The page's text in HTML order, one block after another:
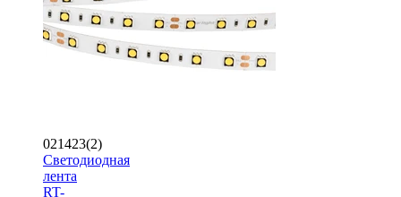
021423(2)
Светодиодная
лента
RT-